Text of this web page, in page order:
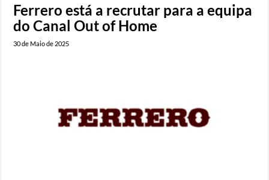
Ferrero está a recrutar para a equipa
do Canal Out of Home
30 de Maio de 2025